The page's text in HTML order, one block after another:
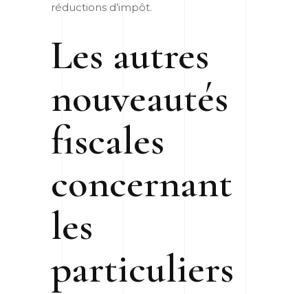
réductions d’impôt.
Les autres
nouveautés
fiscales
concernant
les
particuliers